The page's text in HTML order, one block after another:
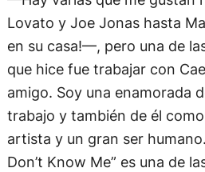
Lovato y Joe Jonas hasta
en su casa!—, pero una de
que hice fue trabajar con
amigo. Soy una enamorada
trabajo y también de él
artista y un gran ser
Don’t Know Me” es una de